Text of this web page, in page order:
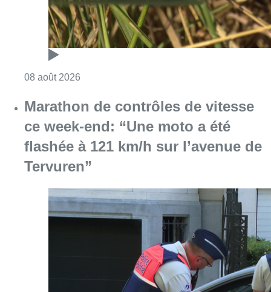
08 août 2026
Marathon de contrôles de vitesse
ce week-end: “Une moto a été
flashée à 121 km/h sur l’avenue de
Tervuren”